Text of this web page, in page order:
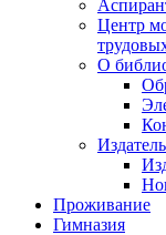
Центр
О
Проживание
Гимназия